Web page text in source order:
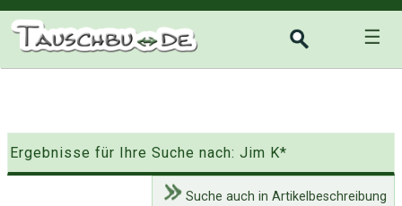
☰
Ergebnisse für Ihre Suche nach: Jim K*
Suche auch in Artikelbeschreibung